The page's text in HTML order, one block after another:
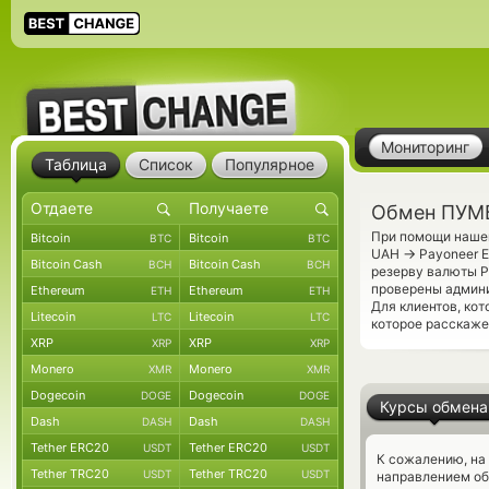
Мониторинг
Обмен
При помощи
UAH → Payoneer
резерву валюты
проверены
Для клиентов,
которое
Курсы обмена
К сожалению, на
направлением
Таблица Список Популярное
Bitcoin BTC Bitcoin BTC
Bitcoin Cash BCH Bitcoin Cash BCH
Ethereum ETH Ethereum ETH
Litecoin LTC Litecoin LTC
XRP XRP XRP XRP
Monero XMR Monero XMR
Dogecoin DOGE Dogecoin DOGE
Dash DASH Dash DASH
Tether ERC20 USDT Tether ERC20 USDT
Tether TRC20 USDT Tether TRC20 USDT